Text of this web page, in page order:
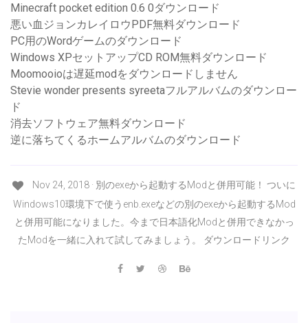
Minecraft pocket edition 0.6 0ダウンロード
悪い血ジョンカレイロウPDF無料ダウンロード
PC用のWordゲームのダウンロード
Windows XPセットアップCD ROM無料ダウンロード
Moomooioは遅延modをダウンロードしません
Stevie wonder presents syreetaフルアルバムのダウンロー
ド
消去ソフトウェア無料ダウンロード
逆に落ちてくるホームアルバムのダウンロード
Nov 24, 2018 · 別のexeから起動するModと併用可能！ ついに
Windows10環境下で使うenb.exeなどの別のexeから起動するMod
と併用可能になりました。今まで日本語化Modと併用できなかっ
たModを一緒に入れて試してみましょう。 ダウンロードリンク